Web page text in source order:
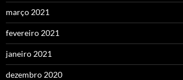
março 2021
fevereiro 2021
janeiro 2021
dezembro 2020